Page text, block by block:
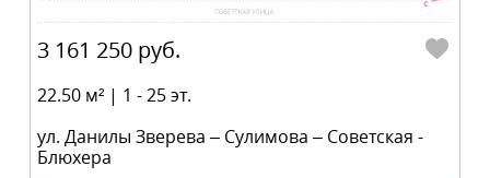
3 161 250 руб.
22.50 м² | 1 - 25 эт.
ул. Данилы Зверева – Сулимова – Советская -
Блюхера